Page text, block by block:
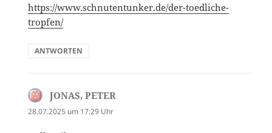
https://www.schnutentunker.de/der-toedliche-
tropfen/
ANTWORTEN
JONAS, PETER
28.07.2025 um 17:29 Uhr